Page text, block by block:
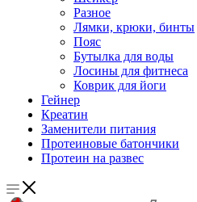
Разное
Лямки, крюки, бинты
Пояс
Бутылка для воды
Лосины для фитнеса
Коврик для йоги
Гейнер
Креатин
Заменители питания
Протеиновые батончики
Протеин на развес